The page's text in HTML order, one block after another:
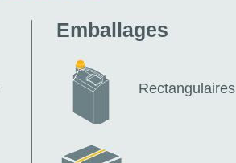
Emballages
Rectangulaires